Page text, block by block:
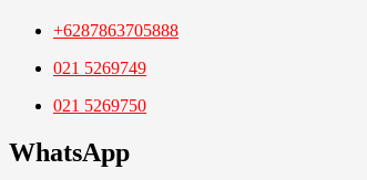
+6287863705888
021 5269749
021 5269750
WhatsApp